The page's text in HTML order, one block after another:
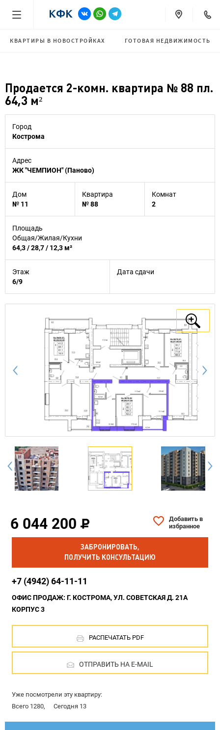
КВАРТИРЫ В НОВОСТРОЙКАХ ГОТОВАЯ НЕДВИЖИМОСТЬ
Продается 2-комн. квартира № 88 пл.
64,3 м²
Город
Кострома
Адрес
ЖК "ЧЕМПИОН" (Паново)
Дом
№ 11
Квартира
№ 88
Комнат
2
Площадь
Общая/Жилая/Кухни
64,3 / 28,7 / 12,3 м²
Этаж
6/9
Дата сдачи
6 044 200
Добавить в
избранное
ЗАБРОНИРОВАТЬ,
ПОЛУЧИТЬ КОНСУЛЬТАЦИЮ
+7 (4942) 64-11-11
ОФИС ПРОДАЖ: Г. КОСТРОМА, УЛ. СОВЕТСКАЯ Д. 21А
КОРПУС 3
РАСПЕЧАТАТЬ PDF
ОТПРАВИТЬ НА E-MAIL
Уже посмотрели эту квартиру:
Всего 1280,
Сегодня 13